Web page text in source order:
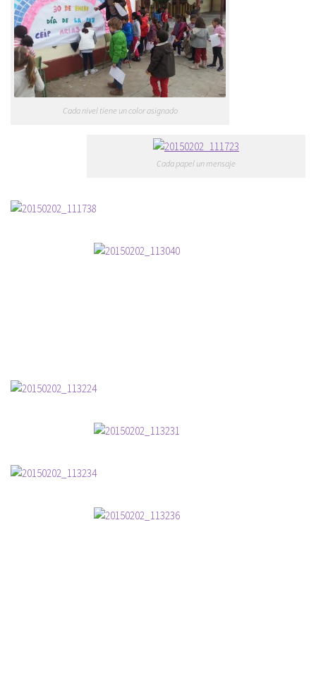
Cada nivel tiene un color asignado
Cada papel un mensaje